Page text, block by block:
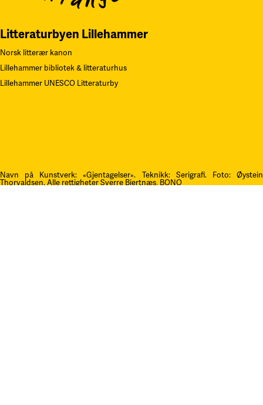
Litteraturbyen Lillehammer
Norsk litterær kanon
Lillehammer bibliotek & litteraturhus
Lillehammer UNESCO Litteraturby
Navn på Kunstverk: «Gjentagelser». Teknikk: Serigrafi. Foto: Øystein
Thorvaldsen. Alle rettigheter Sverre Bjertnæs, BONO